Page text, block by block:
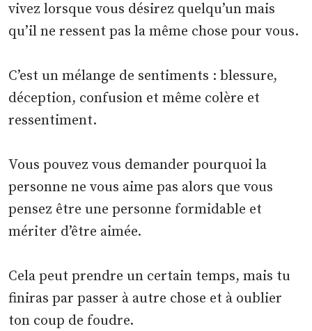
vivez lorsque vous désirez quelqu’un mais
qu’il ne ressent pas la même chose pour vous.
C’est un mélange de sentiments : blessure,
déception, confusion et même colère et
ressentiment.
Vous pouvez vous demander pourquoi la
personne ne vous aime pas alors que vous
pensez être une personne formidable et
mériter d’être aimée.
Cela peut prendre un certain temps, mais tu
finiras par passer à autre chose et à oublier
ton coup de foudre.